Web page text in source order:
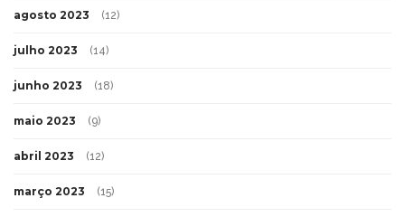
agosto 2023 (12)
julho 2023 (14)
junho 2023 (18)
maio 2023 (9)
abril 2023 (12)
março 2023 (15)